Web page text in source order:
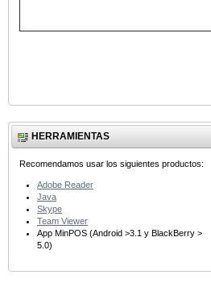
HERRAMIENTAS
Recomendamos usar los siguientes productos:
Adobe Reader
Java
Skype
Team Viewer
App MinPOS (Android >3.1 y BlackBerry >
5.0)